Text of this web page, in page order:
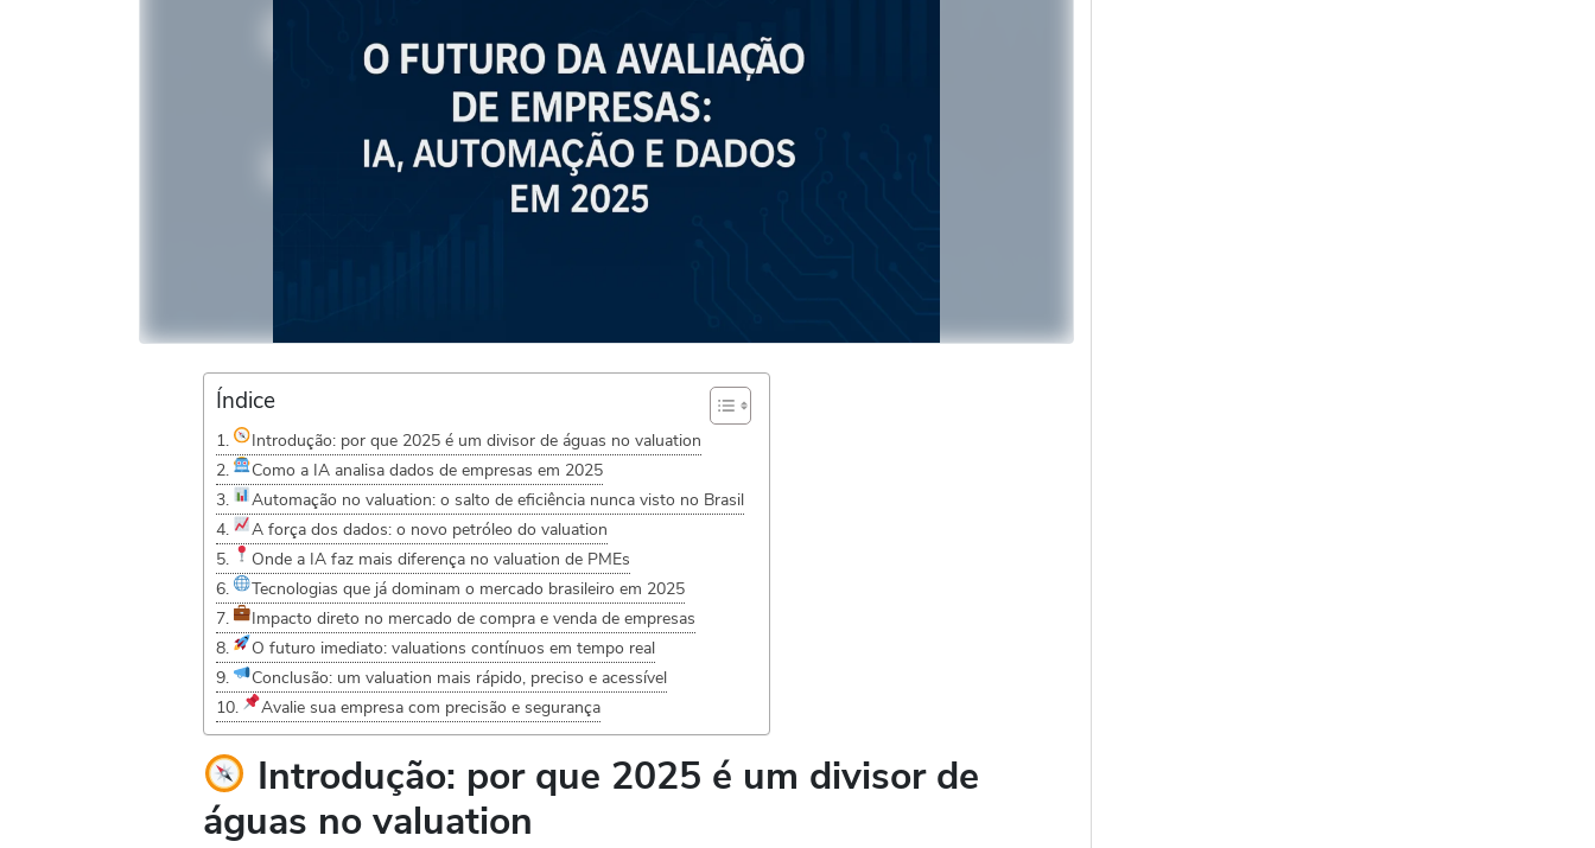
Índice
Introdução: por que 2025 é um divisor de águas no valuation
Como a IA analisa dados de empresas em 2025
Automação no valuation: o salto de eficiência nunca visto no Brasil
A força dos dados: o novo petróleo do valuation
Onde a IA faz mais diferença no valuation de PMEs
Tecnologias que já dominam o mercado brasileiro em 2025
Impacto direto no mercado de compra e venda de empresas
O futuro imediato: valuations contínuos em tempo real
Conclusão: um valuation mais rápido, preciso e acessível
Avalie sua empresa com precisão e segurança
Introdução: por que 2025 é um divisor de
águas no valuation